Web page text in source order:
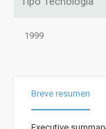
1999
Breve resumen
Executive